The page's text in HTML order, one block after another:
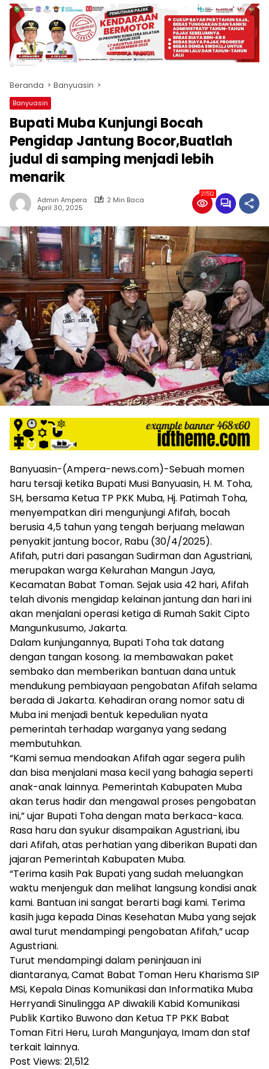
produk
antara
lain
mampu
menjadi
komunikasi
usaha
(beriklan),
fokus
pada
pemberitaan
nasional
maupun
bernuansa
lokal
dan
dinamis,
memiliki
kisaran
harga
iklan
yang
relatif
lebih
murah
dari
Koran
maupun
media
siber
lainnya,
desain
Koran
dan
media
siber
lebih
eksklusif,
bergaya
trendi,
mengandung
unsur
edukasi,
gaya
hidup,
hiburan,
bebas
dari
SARA,
narkoba
dan
berita
asusila
Media
Cetak
dan
Online
Ampera
News
Beranda Banyuasin
Banyuasin
Bupati Muba Kunjungi Bocah
Pengidap Jantung Bocor,Buatlah
judul di samping menjadi lebih
menarik
Admin Ampera
2 Min Baca
April 30, 2025
21512
Banyuasin-(Ampera-news.com)-Sebuah momen
haru tersaji ketika Bupati Musi Banyuasin, H. M. Toha,
SH, bersama Ketua TP PKK Muba, Hj. Patimah Toha,
menyempatkan diri mengunjungi Afifah, bocah
berusia 4,5 tahun yang tengah berjuang melawan
penyakit jantung bocor, Rabu (30/4/2025).
Afifah, putri dari pasangan Sudirman dan Agustriani,
merupakan warga Kelurahan Mangun Jaya,
Kecamatan Babat Toman. Sejak usia 42 hari, Afifah
telah divonis mengidap kelainan jantung dan hari ini
akan menjalani operasi ketiga di Rumah Sakit Cipto
Mangunkusumo, Jakarta.
Dalam kunjungannya, Bupati Toha tak datang
dengan tangan kosong. Ia membawakan paket
sembako dan memberikan bantuan dana untuk
mendukung pembiayaan pengobatan Afifah selama
berada di Jakarta. Kehadiran orang nomor satu di
Muba ini menjadi bentuk kepedulian nyata
pemerintah terhadap warganya yang sedang
membutuhkan.
“Kami semua mendoakan Afifah agar segera pulih
dan bisa menjalani masa kecil yang bahagia seperti
anak-anak lainnya. Pemerintah Kabupaten Muba
akan terus hadir dan mengawal proses pengobatan
ini,” ujar Bupati Toha dengan mata berkaca-kaca.
Rasa haru dan syukur disampaikan Agustriani, ibu
dari Afifah, atas perhatian yang diberikan Bupati dan
jajaran Pemerintah Kabupaten Muba.
“Terima kasih Pak Bupati yang sudah meluangkan
waktu menjenguk dan melihat langsung kondisi anak
kami. Bantuan ini sangat berarti bagi kami. Terima
kasih juga kepada Dinas Kesehatan Muba yang sejak
awal turut mendampingi pengobatan Afifah,” ucap
Agustriani.
Turut mendampingi dalam peninjauan ini
diantaranya, Camat Babat Toman Heru Kharisma SIP
MSi, Kepala Dinas Komunikasi dan Informatika Muba
Herryandi Sinulingga AP diwakili Kabid Komunikasi
Publik Kartiko Buwono dan Ketua TP PKK Babat
Toman Fitri Heru, Lurah Mangunjaya, Imam dan staf
terkait lainnya.
Post Views: 21,512